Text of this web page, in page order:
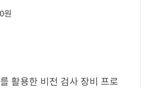
원
활용한 비전 검사 장비 프로